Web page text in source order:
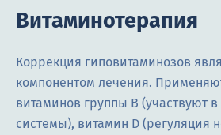
Витаминотерапия
Коррекция гиповитаминозов
компонентом лечения.
витаминов группы B (участвуют
системы), витамин D (регуляция